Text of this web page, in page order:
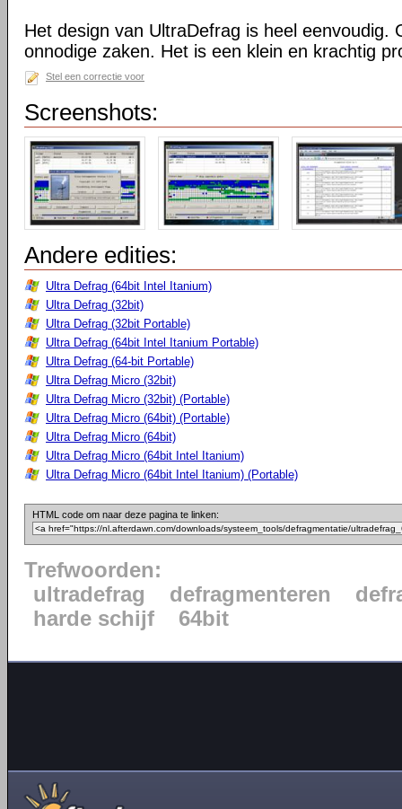
Het design van UltraDefrag is heel eenvoudig.
onnodige zaken. Het is een klein en krachtig
Stel een correctie voor
Screenshots:
Andere edities:
Ultra Defrag (64bit Intel Itanium)
Ultra Defrag (32bit)
Ultra Defrag (32bit Portable)
Ultra Defrag (64bit Intel Itanium Portable)
Ultra Defrag (64-bit Portable)
Ultra Defrag Micro (32bit)
Ultra Defrag Micro (32bit) (Portable)
Ultra Defrag Micro (64bit) (Portable)
Ultra Defrag Micro (64bit)
Ultra Defrag Micro (64bit Intel Itanium)
Ultra Defrag Micro (64bit Intel Itanium) (Portable)
HTML code om naar deze pagina te linken:
Trefwoorden:
ultradefrag
defragmenteren
harde schijf
64bit